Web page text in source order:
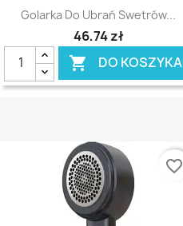
Szybki podgląd
Golarka Do Ubrań Swetrów...
46,74 zł
 DO KOSZYKA
favorite_border